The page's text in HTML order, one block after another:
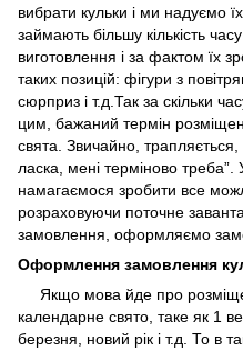
вибрати кульки і ми надуємо
займають більшу кількість
виготовлення і за фактом їх
таких позицій: фігури з
сюрприз і т.д.Так за скільки
цим, бажаний термін
свята. Звичайно,
ласка, мені терміново
намагаємося зробити все
розраховуючи поточне
замовлення, оформляємо
Оформлення замовлення
Якщо мова йде про
календарне свято, таке як 1
березня, новий рік і т.д. То в